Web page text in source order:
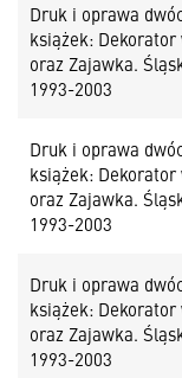
Druk i oprawa
książek:
oraz Zajawka.
1993-2003
Druk i oprawa
książek:
oraz Zajawka.
1993-2003
Druk i oprawa
książek:
oraz Zajawka.
1993-2003